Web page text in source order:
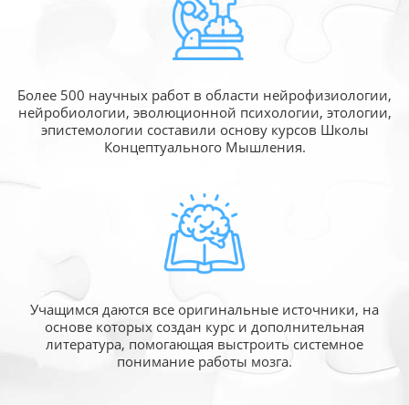
Более 500 научных работ в области нейрофизиологии,
нейробиологии, эволюционной психологии, этологии,
эпистемологии составили основу курсов Школы
Концептуального Мышления.
Учащимся даются все оригинальные источники, на
основе которых создан курс и дополнительная
литература, помогающая выстроить системное
понимание работы мозга.